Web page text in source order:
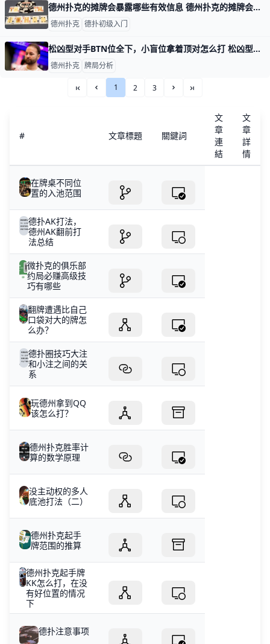
德州扑克的摊牌会暴露哪些有效信息 德州扑克的摊牌会暴露哪些有效信息？ 当在德州扑克中打到摊牌时，有人只会收集筹码，而有人却能从摊出的牌中收集到信息。 假设这是$1/$2无限注德州
德州扑克 德扑初级入门
松凶型对手BTN位全下，小盲位拿着顶对怎么打 松凶型对手BTN位全下，小盲位拿着顶对怎么打 这一手牌来自最新一集主题为“流鼻血”（The Nosebleeds）的《深夜扑克》（Poker After D
德州扑克 牌局分析
«« « 1 2 3 » »»
# 文章標題 關鍵詞
文
章
連
結
文
章
詳
情
在牌桌不同位
置的入池范围
德扑AK打法，
德州AK翻前打
法总结
微扑克的俱乐部
约局必赚高级技
巧有哪些
翻牌遭遇比自己
口袋对大的牌怎
么办？
德扑圈技巧大注
和小注之间的关
系
玩德州拿到QQ
该怎么打？
德州扑克胜率计
算的数学原理
没主动权的多人
底池打法（二）
德州扑克起手
牌范围的推算
德州扑克起手牌
KK怎么打，在没
有好位置的情况
下
德扑注意事项